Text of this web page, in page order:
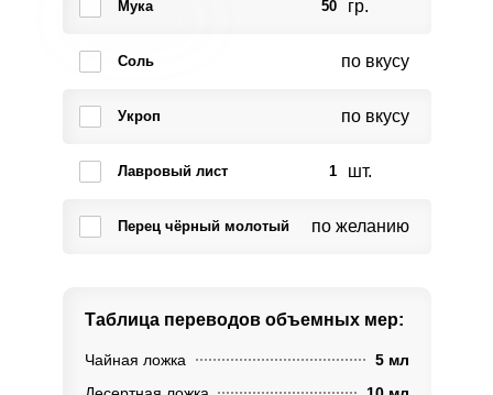
Мука 50 гр.
Соль по вкусу
Укроп по вкусу
Лавровый лист 1 шт.
Перец чёрный молотый по желанию
Таблица переводов объемных мер:
Чайная ложка
5 мл